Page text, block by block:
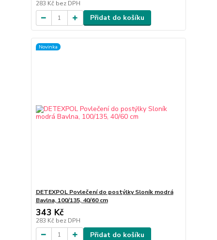
283 Kč bez DPH
Přidat do košíku
Novinka
DETEXPOL Povlečení do postýlky Sloník modrá
Bavlna, 100/135, 40/60 cm
343 Kč
283 Kč bez DPH
Přidat do košíku